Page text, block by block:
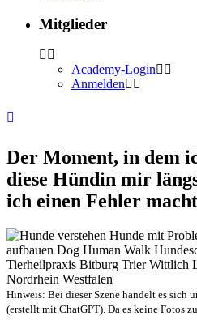
Mitglieder
Academy-Login
Anmelden
Der Moment, in dem
diese Hündin mir
ich einen Fehler
Hinweis: Bei dieser Szene handelt es sich
(erstellt mit ChatGPT). Da es keine Fotos